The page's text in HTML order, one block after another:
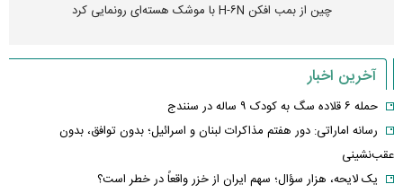
چین از بمب افکن H-۶N با موشک هسته‌ای رونمایی کرد
آخرین اخبار
حمله ۶ قلاده سگ به کودک ۹ ساله در سنندج
رسانه اماراتی: دور هفتم مذاکرات لبنان و اسرائیل؛ بدون توافق، بدون
عقب‌نشینی
یک لایحه، هزار سؤال؛ سهم ایران از خزر واقعاً در خطر است؟